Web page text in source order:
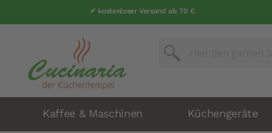
✔ kostenloser Versand ab 70 €
Suche
Kaffee & Maschinen Küchengeräte